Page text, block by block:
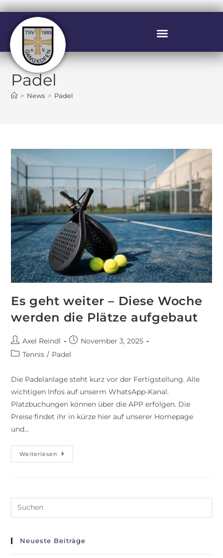
Padel
> News > Padel
Es geht weiter – Diese Woche
werden die Plätze aufgebaut
Axel Reindl
November 3, 2025
Tennis / Padel
Die Padelanlage steht kurz vor der Fertigstellung. Alle
wichtigen Infos auf unserm WhatsApp-Kanal.
Platzbuchungen können über die APP erfolgen. Die
Preise findet ihr in kürze hier auf unserer Homepage
und…
Weiterlesen
Neueste Beiträge